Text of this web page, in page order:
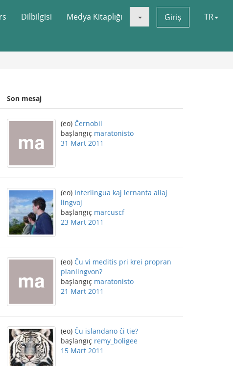
Dilbilgisi Medya Kitaplığı Giriş TR
Son mesaj
(eo) Ĉernobil
başlangıç maratonisto
31 Mart 2011
(eo) Interlingua kaj lernanta aliaj
lingvoj
başlangıç marcuscf
23 Mart 2011
(eo) Ĉu vi meditis pri krei propran
planlingvon?
başlangıç maratonisto
21 Mart 2011
(eo) Ĉu islandano ĉi tie?
başlangıç remy_boligee
15 Mart 2011